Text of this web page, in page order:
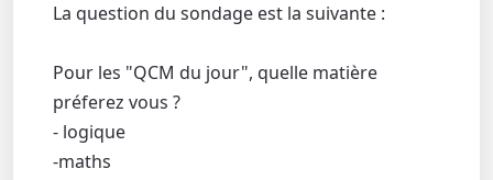
La question du sondage est la suivante :
Pour les "QCM du jour", quelle matière
préferez vous ?
- logique
-maths